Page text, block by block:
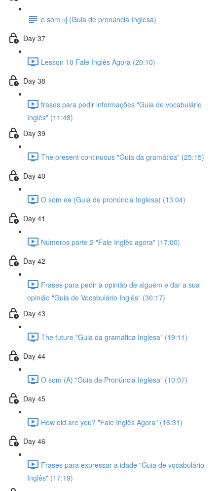
o som ɔj (Guia de pronúncia Inglesa)
Day 37
Lesson 10 Fale Inglês Agora (20:10)
Day 38
frases para pedir informações "Guia de vocabulário
Inglês" (11:48)
Day 39
The present continuous "Guia da gramática" (25:15)
Day 40
O som eə (Guia de pronúncia Inglesa) (13:04)
Day 41
Números parte 2 "Fale Inglês agora" (17:00)
Day 42
Frases para pedir a opinião de alguém e dar a sua
opinião "Guia de Vocabulário Inglês" (30:17)
Day 43
The future "Guia da gramática Inglesa" (19:11)
Day 44
O som (A) "Guia da Pronúncia Inglesa" (10:07)
Day 45
How old are you? "Fale Inglês Agora" (16:31)
Day 46
Frases para expressar a idade "Guia de vocabulário
Inglês" (17:19)